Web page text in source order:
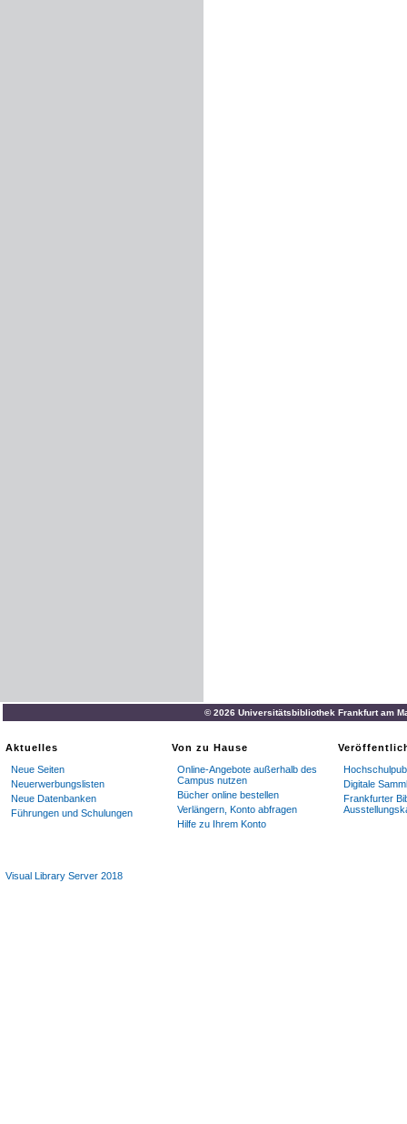
© 2026 Universitätsbibliothek Frankfurt am
Aktuelles
Neue Seiten
Neuerwerbungslisten
Neue Datenbanken
Führungen und Schulungen
Von zu Hause
Online-Angebote außerhalb des
Campus nutzen
Bücher online bestellen
Verlängern, Konto abfragen
Hilfe zu Ihrem Konto
Digitale
Frankfurter
Visual Library Server 2018